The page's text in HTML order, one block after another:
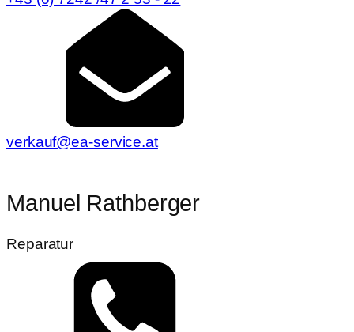
verkauf@ea-service.at
Manuel Rathberger
Reparatur